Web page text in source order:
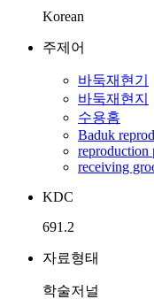
Korean
주제어
바둑재현기
바둑재현지
수용홈
Baduk
reproduction
receiving
KDC
691.2
자료형태
학술저널